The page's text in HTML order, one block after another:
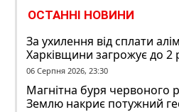
ОСТАННІ НОВИНИ
За ухилення від сплати
Харківщини загрожує до 2
волі
06 Серпня 2026, 23:30
Магнітна буря червоного
Землю накриє потужний